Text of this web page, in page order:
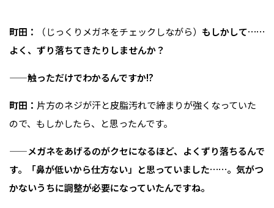
町田： （じっくりメガネをチェックしながら） もしかして……
よく、ずり落ちてきたりしませんか？
——触っただけでわかるんですか!?
町田： 片方のネジが汗と皮脂汚れで締まりが強くなっていた
ので、もしかしたら、と思ったんです。
——メガネをあげるのがクセになるほど、よくずり落ちるんで
す。「鼻が低いから仕方ない」と思っていました……。気がつ
かないうちに調整が必要になっていたんですね。